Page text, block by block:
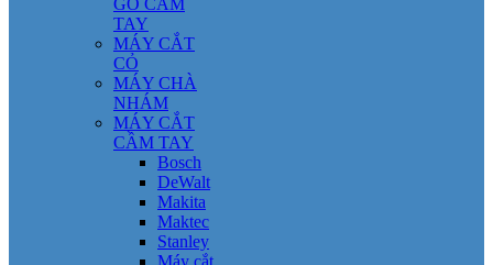
GỖ CẦM
TAY
MÁY CẮT
CỎ
MÁY CHÀ
NHÁM
MÁY CẮT
CẦM TAY
Bosch
DeWalt
Makita
Maktec
Stanley
Máy cắt